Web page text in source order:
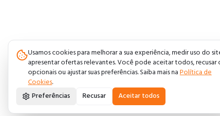
Usamos cookies para melhorar a sua experiência, medir uso do
apresentar ofertas relevantes. Você pode aceitar todos, recusar
opcionais ou ajustar suas preferências. Saiba mais naPolítica de
Cookies.
Preferências
Recusar Aceitar todos